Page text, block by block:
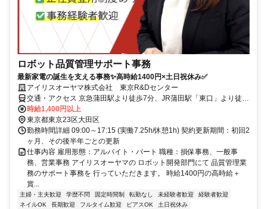
ロボット品質管理サポート事務
最新家電の誕生を支える事務✨高時給1400円×土日祝休み✅
アイリスオーヤマ株式会社 東京R&Dセンター
交通・アクセス 京急蒲田駅より徒歩7分、JR蒲田駅「東口」より徒歩
12分
時給1,400円以上
東京都東京23区大田区
勤務時間詳細 09:00～17:15 (実働7.25h/休憩1h) 契約更新期間：初回2
ヶ月、その後半年ごとの更新
仕事内容 雇用形態：アルバイト・パート 職種：損保事務、一般事
務、営業事務 アイリスオーヤマの ロボット開発部門にて 品質管理業
務のサポート事務を 行っていただきます。 時給1400円の高時給＋
賞...
主婦・主夫歓迎 学歴不問 固定時間制 転勤なし 未経験者歓迎
経験者歓迎
ネイルOK
長期歓迎 フルタイム歓迎 ピアスOK 土日祝休み